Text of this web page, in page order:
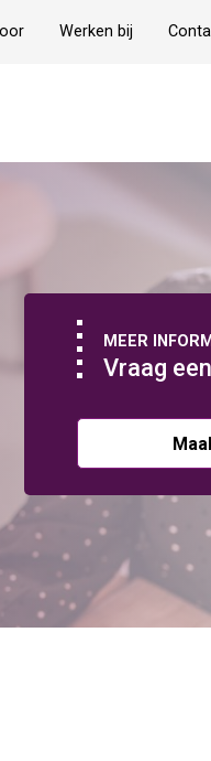
Werken bij
Vraag
MEER